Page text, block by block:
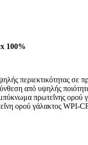
100%
περιεκτικότητας σε
από υψηλής
πρωτεΐνης ορού
ορού γάλακτος WPI-